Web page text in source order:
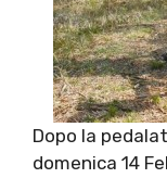
Dopo la
domenica 14